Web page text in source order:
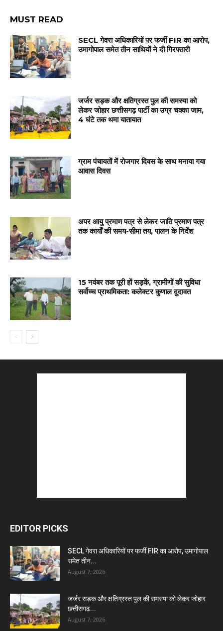
MUST READ
SECL गेवरा अधिकारियों पर फर्जी FIR का आरोप,
उमागोपाल समेत तीन साथियों ने दी गिरफ्तारी
जर्जर सड़क और क्षतिग्रस्त पुल की समस्या को
लेकर जोहार छत्तीसगढ़ पार्टी का उग्र चक्का जाम,
4 घंटे तक थमा यातायात
ग्राम पंचायतों में रोजगार दिवस के साथ मनाया गया
आवास दिवस
अपर आयु प्रमाण पत्र से लेकर जाति प्रमाण पत्र
तक कार्यों की समय-सीमा तय, पालन के निर्देश
15 नवंबर तक पूरी हों सड़कें, ग्रामीणों की सुविधा
सर्वोच्च प्राथमिकता: कलेक्टर कुणाल दुदावत
EDITOR PICKS
SECL गेवरा अधिकारियों पर फर्जी FIR का आरोप, उमागोपाल
समेत तीन...
August 7, 2026
जर्जर सड़क और क्षतिग्रस्त पुल की समस्या को लेकर जोहार
छत्तीसगढ़...
August 7, 2026